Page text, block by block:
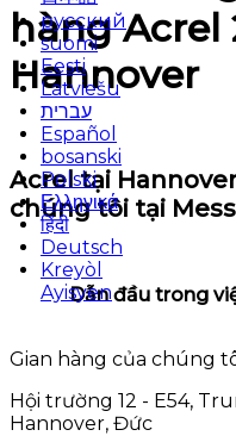
русский
suomi
Eesti
Latviešu
עברית
Español
bosanski
Polski
Ελληνικά
हिंदी
Deutsch
Kreyòl
Ayisyen
hàng Acrel
Hannover
Acrel tại
chúng tôi tại
Dẫn đầu trong
Gian hàng của chúng
Hội trường 12 - E54,
Hannover, Đức